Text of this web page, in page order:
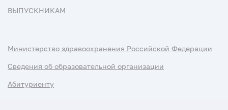
ВЫПУСКНИКАМ
Министерство здравоохранения Российской Федерации
Сведения об образовательной организации
Абитуриенту